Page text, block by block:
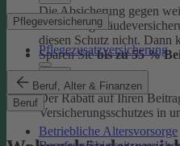
Pflegeversicherung
Pflegezusatzversicherung
Beruf, Alter & Finanzen
Beruf
Betriebliche Altersvorsorge
Die Absicherung gegen
der
diesen Schutz nicht. Dann
Sparen Siebis zu 55 %
Der Rabatt auf Ihren
Versicherungsschutzes in